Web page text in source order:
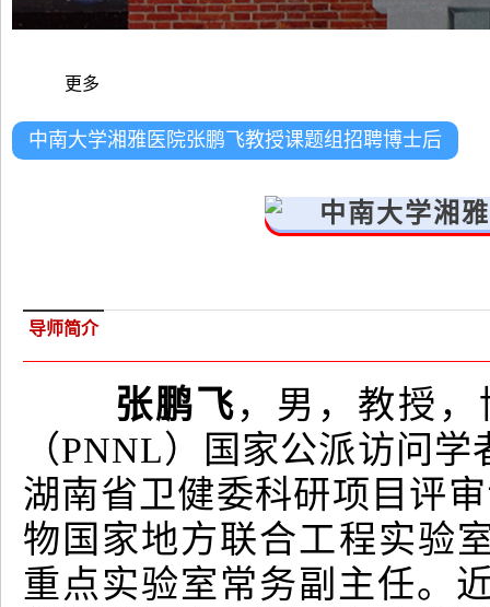
更多
中南大学湘雅医院张鹏飞教授课题组招聘博士后
中南大学湘
导师简介
张鹏飞，男，教授
（PNNL）国家公派访问
湖南省卫健委科研项目评
物国家地方联合工程实验
重点实验室常务副主任。